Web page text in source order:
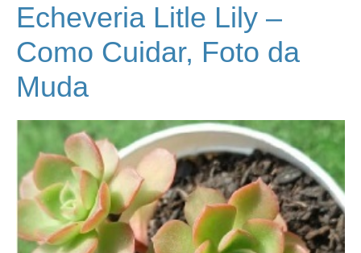
Echeveria Litle Lily –
Como Cuidar, Foto da
Muda